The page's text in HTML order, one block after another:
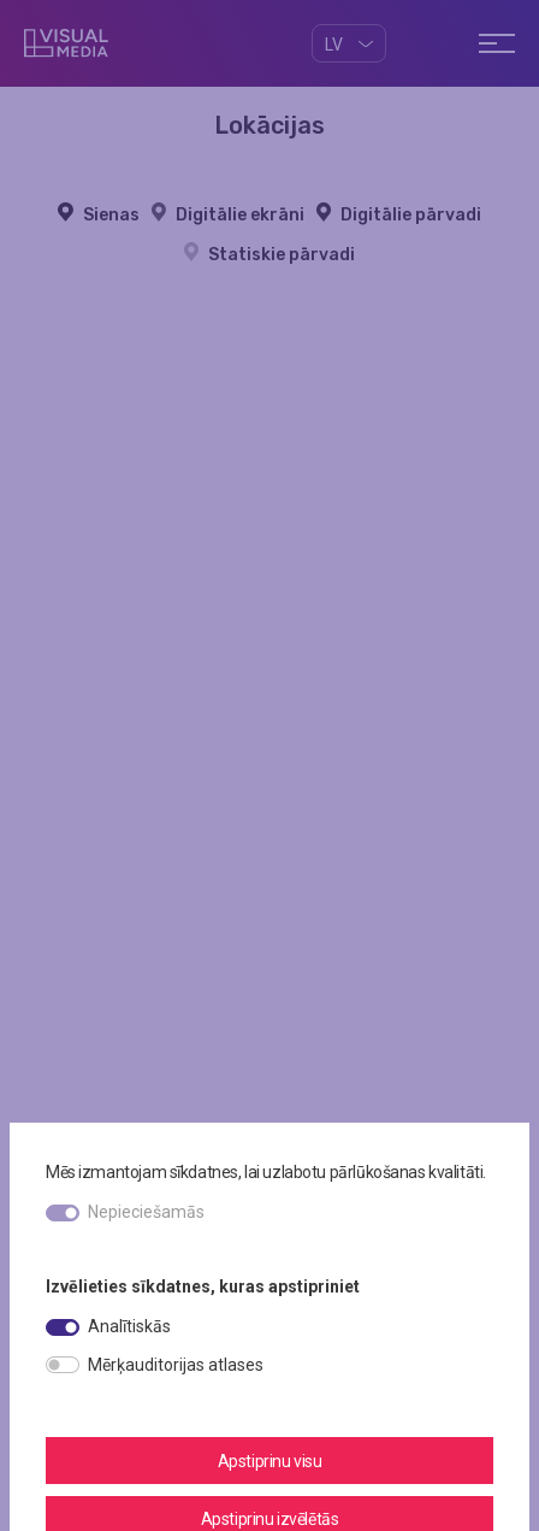
LV
Lokācijas
Sienas Digitālie ekrāni
Digitālie pārvadi
Statiskie pārvadi
Mēs izmantojam sīkdatnes, lai uzlabotu pārlūkošanas kvalitāti.
Nepieciešamās
Izvēlieties sīkdatnes, kuras apstipriniet
Analītiskās
Mērķauditorijas atlases
Apstiprinu visu
Apstiprinu izvēlētās